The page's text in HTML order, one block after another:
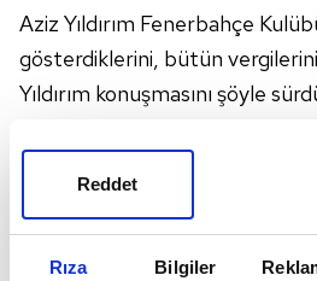
Rıza Bilgiler
Reddet
Aziz Yıldırım Fenerbahçe
gösterdiklerini, bütün
Yıldırım konuşmasını şöyle
"Devlete bütün vergilerimizi
stobaj ve vergileri veriyoruz.
şubeleri bunları yerine
karşılığında Fenerbahçe